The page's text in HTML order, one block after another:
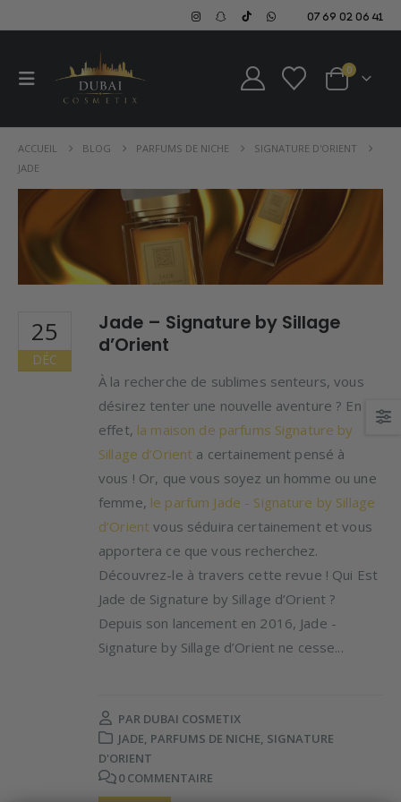
07 69 02 06 41
0
ACCUEIL BLOG PARFUMS DE NICHE
SIGNATURE D'ORIENT
JADE
25
DÉC
Jade – Signature by Sillage
d’Orient
À la recherche de sublimes senteurs, vous
désirez tenter une nouvelle aventure ? En
effet, la maison de parfums Signature by
Sillage d’Orient a certainement pensé à
vous ! Or, que vous soyez un homme ou une
femme, le parfum Jade - Signature by Sillage
d’Orient vous séduira certainement et vous
apportera ce que vous recherchez.
Découvrez-le à travers cette revue ! Qui Est
Jade de Signature by Sillage d’Orient ?
Depuis son lancement en 2016, Jade -
Signature by Sillage d’Orient ne cesse...
PAR DUBAI COSMETIX
JADE, PARFUMS DE NICHE, SIGNATURE
D'ORIENT
0 COMMENTAIRE